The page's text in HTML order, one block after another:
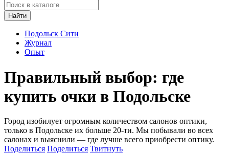
Найти
Подольск Сити
Журнал
Опыт
Правильный выбор: где
купить очки в Подольске
Город изобилует огромным количеством салонов оптики,
только в Подольске их больше 20-ти. Мы побывали во всех
салонах и выяснили — где лучше всего приобрести оптику.
Поделиться Поделиться Твитнуть